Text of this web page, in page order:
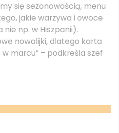
się sezonowością, menu
jakie warzywa i owoce
nie np. w Hiszpanii).
nowalijki, dlatego karta
marcu” – podkreśla szef